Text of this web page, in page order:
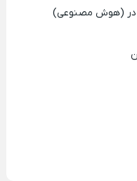
در (هوش مصنوعی)